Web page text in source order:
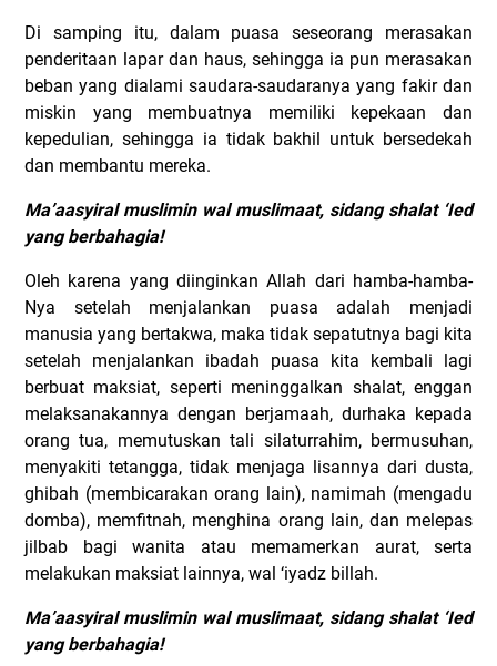
Di samping itu, dalam puasa seseorang merasakan
penderitaan lapar dan haus, sehingga ia pun merasakan
beban yang dialami saudara-saudaranya yang fakir dan
miskin yang membuatnya memiliki kepekaan dan
kepedulian, sehingga ia tidak bakhil untuk bersedekah
dan membantu mereka.
Ma’aasyiral muslimin wal muslimaat, sidang shalat ‘Ied
yang berbahagia!
Oleh karena yang diinginkan Allah dari hamba-hamba-
Nya setelah menjalankan puasa adalah menjadi
manusia yang bertakwa, maka tidak sepatutnya bagi kita
setelah menjalankan ibadah puasa kita kembali lagi
berbuat maksiat, seperti meninggalkan shalat, enggan
melaksanakannya dengan berjamaah, durhaka kepada
orang tua, memutuskan tali silaturrahim, bermusuhan,
menyakiti tetangga, tidak menjaga lisannya dari dusta,
ghibah (membicarakan orang lain), namimah (mengadu
domba), memfitnah, menghina orang lain, dan melepas
jilbab bagi wanita atau memamerkan aurat, serta
melakukan maksiat lainnya, wal ‘iyadz billah.
Ma’aasyiral muslimin wal muslimaat, sidang shalat ‘Ied
yang berbahagia!